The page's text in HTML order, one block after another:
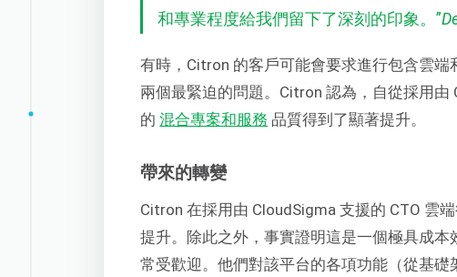
和專業程度給我們留下了深刻的印象。”
有時，Citron 的客戶可能會要求進行包含雲
兩個最緊迫的問題。Citron 認為，自從採用
的混合專案和服務 品質得到了顯著提升。
帶來的轉變
Citron 在採用由 CloudSigma 支援的 CTO 雲
提升。除此之外，事實證明這是一個極具成
常受歡迎。他們對該平台的各項功能（從基礎